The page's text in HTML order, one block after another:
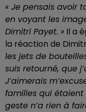
« Je pensais avoir
en voyant les
Dimitri Payet. » Il a
la réaction de
les jets de
suis retourné, que
J’aimerais
familles qui étaient
geste n’a rien à